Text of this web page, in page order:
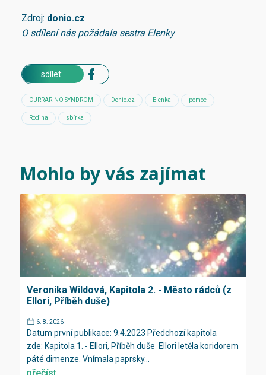
Zdroj: donio.cz
O sdílení nás požádala sestra Elenky
sdílet:
CURRARINO SYNDROM Donio.cz Elenka pomoc
Rodina sbírka
Mohlo by vás zajímat
Veronika Wildová, Kapitola 2. - Město rádců (z
Ellori, Příběh duše)
6. 8. 2026
Datum první publikace: 9.4.2023 Předchozí kapitola
zde: Kapitola 1. - Ellori, Příběh duše Ellori letěla koridorem
páté dimenze. Vnímala paprsky...